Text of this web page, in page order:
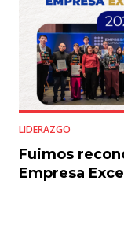
LIDERAZGO
Fuimos
Empresa